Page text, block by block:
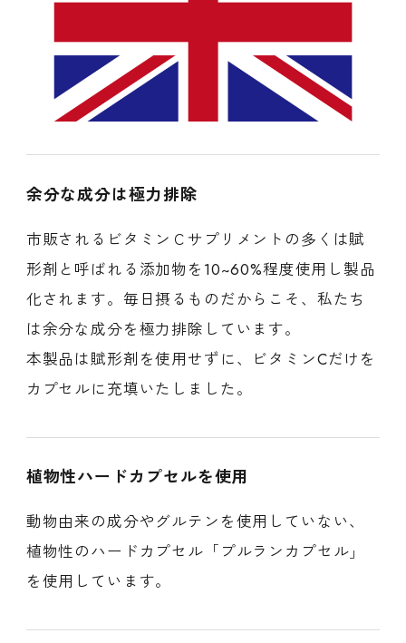
余分な成分は極力排除
市販されるビタミンＣサプリメントの多くは賦
形剤と呼ばれる添加物を10~60%程度使用し製品
化されます。毎日摂るものだからこそ、私たち
は余分な成分を極力排除しています。
本製品は賦形剤を使用せずに、ビタミンCだけを
カプセルに充填いたしました。
植物性ハードカプセルを使用
動物由来の成分やグルテンを使用していない、
植物性のハードカプセル「プルランカプセル」
を使用しています。